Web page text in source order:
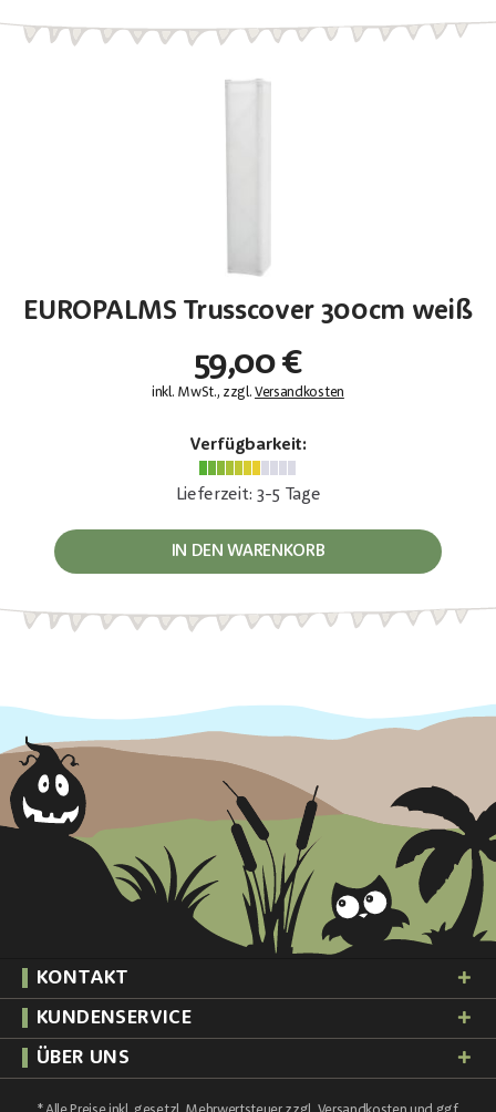
EUROPALMS Trusscover 300cm weiß
59,00 €
inkl. MwSt., zzgl.Versandkosten
Verfügbarkeit:
Lieferzeit: 3-5 Tage
IN DEN WARENKORB
KONTAKT
KUNDENSERVICE
ÜBER UNS